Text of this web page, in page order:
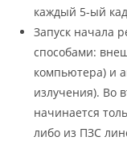
каждый 5-ый
Запуск начала
способами:
компьютера) и
излучения). Во
начинается
либо из ПЗС